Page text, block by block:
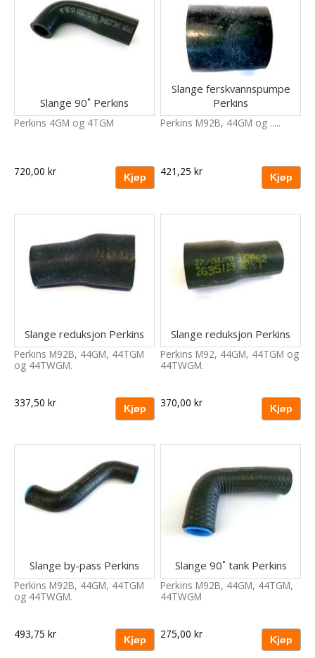
Slange 90˚ Perkins
Perkins 4GM og 4TGM
720,00 kr
Slange ferskvannspumpe
Perkins
Perkins M92B, 44GM og .....
421,25 kr
Slange reduksjon Perkins
Perkins M92B, 44GM, 44TGM
og 44TWGM.
337,50 kr
Slange reduksjon Perkins
Perkins M92, 44GM, 44TGM og
44TWGM.
370,00 kr
Slange by-pass Perkins
Perkins M92B, 44GM, 44TGM
og 44TWGM.
493,75 kr
Slange 90˚ tank Perkins
Perkins M92B, 44GM, 44TGM,
44TWGM
275,00 kr